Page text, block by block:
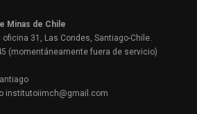
Minas de Chile
31, Las Condes, Santiago-Chile.
(momentáneamente fuera de servicio)
institutoiimch@gmail.com